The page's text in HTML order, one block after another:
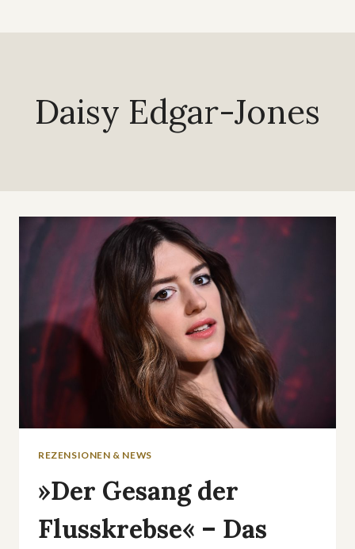
Daisy Edgar-Jones
REZENSIONEN & NEWS
»Der Gesang der
Flusskrebse« – Das